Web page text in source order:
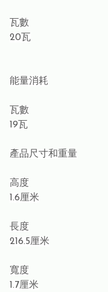
瓦數
20瓦
能量消耗
瓦數
19瓦
產品尺寸和重量
高度
1.6厘米
長度
216.5厘米
寬度
1.7厘米